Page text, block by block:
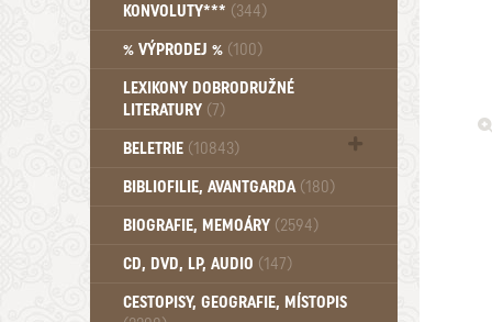
KONVOLUTY*** (344)
% VÝPRODEJ % (100)
LEXIKONY DOBRODRUŽNÉ
LITERATURY (7)
BELETRIE (10843)
Beletrie - Historická (1388)
Beletrie - Povídky (1758)
Beletrie - Válečné romány (489)
Beletrie - Ženské a dívčí romány
BIBLIOFILIE, AVANTGARDA (180)
BIOGRAFIE, MEMOÁRY (2594)
CD, DVD, LP, AUDIO (147)
CESTOPISY, GEOGRAFIE, MÍSTOPIS